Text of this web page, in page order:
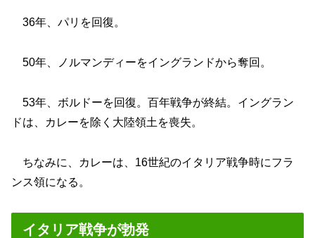
36年、パリを回復。
50年、ノルマンディーをイングランドから奪回。
53年、ボルドーを回復。百年戦争が終結。イングラン
ドは、カレーを除く大陸領土を喪失。
ちなみに、カレーは、16世紀のイタリア戦争時にフラ
ンス領になる。
イタリア戦争が勃発